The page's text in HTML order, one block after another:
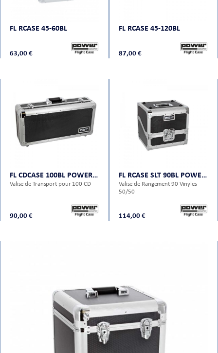
FL RCASE 45-60BL
63,00 €
FL RCASE 45-120BL
87,00 €
FL CDCASE 100BL POWER FLIGHT CASES
Valise de Transport pour 100 CD
90,00 €
FL RCASE SLT 90BL POWER FLIGHT CASES
Valise de Rangement 90 Vinyles
50/50
114,00 €